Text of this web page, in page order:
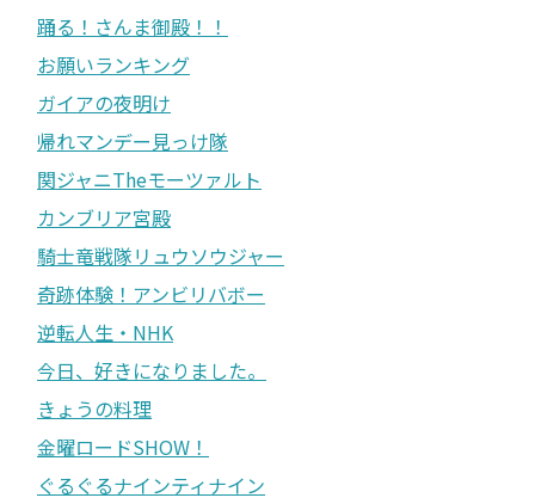
踊る！さんま御殿！！
お願いランキング
ガイアの夜明け
帰れマンデー見っけ隊
関ジャニTheモーツァルト
カンブリア宮殿
騎士竜戦隊リュウソウジャー
奇跡体験！アンビリバボー
逆転人生・NHK
今日、好きになりました。
きょうの料理
金曜ロードSHOW！
ぐるぐるナインティナイン